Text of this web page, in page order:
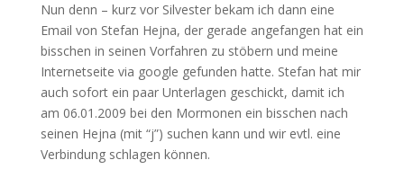
Nun denn – kurz vor Silvester bekam ich dann eine
Email von Stefan Hejna, der gerade angefangen hat ein
bisschen in seinen Vorfahren zu stöbern und meine
Internetseite via google gefunden hatte. Stefan hat mir
auch sofort ein paar Unterlagen geschickt, damit ich
am 06.01.2009 bei den Mormonen ein bisschen nach
seinen Hejna (mit “j”) suchen kann und wir evtl. eine
Verbindung schlagen können.